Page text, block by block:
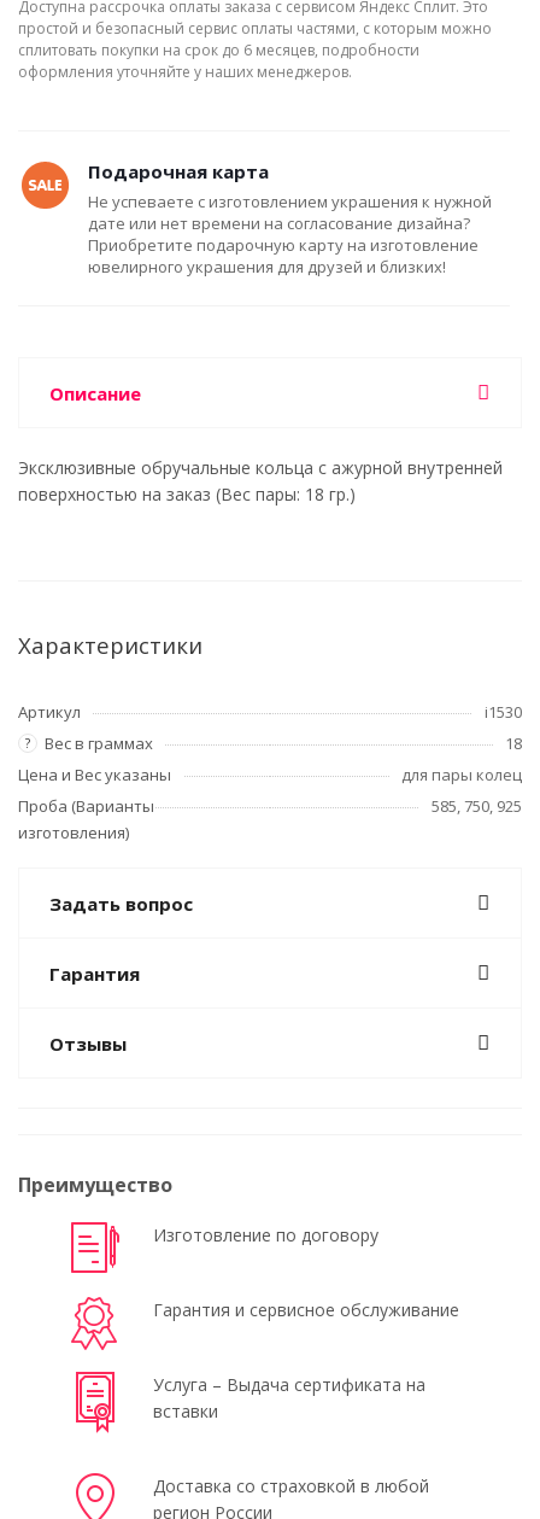
Доступна рассрочка оплаты заказа с сервисом Яндекс Сплит. Это
простой и безопасный сервис оплаты частями, с которым можно
сплитовать покупки на срок до 6 месяцев, подробности
оформления уточняйте у наших менеджеров.
Подарочная карта
Не успеваете с изготовлением украшения к нужной
дате или нет времени на согласование дизайна?
Приобретите подарочную карту на изготовление
ювелирного украшения для друзей и близких!
Описание
Эксклюзивные обручальные кольца с ажурной внутренней
поверхностью на заказ (Вес пары: 18 гр.)
Характеристики
Артикул i1530
? Вес в граммах
18
Цена и Вес указаны
для пары колец
Проба (Варианты
изготовления)
585, 750, 925
Задать вопрос
Гарантия
Отзывы
Преимущество
Изготовление по договору
Гарантия и сервисное обслуживание
Услуга – Выдача сертификата на
вставки
Доставка со страховкой в любой
регион России